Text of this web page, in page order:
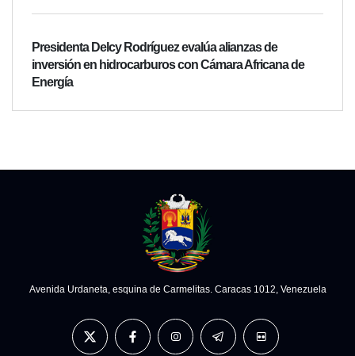
Presidenta Delcy Rodríguez evalúa alianzas de
inversión en hidrocarburos con Cámara Africana de
Energía
Avenida Urdaneta, esquina de Carmelitas. Caracas 1012, Venezuela